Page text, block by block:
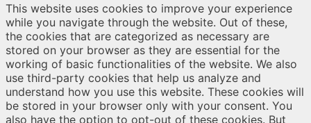
This website uses cookies to improve your experience
while you navigate through the website. Out of these,
the cookies that are categorized as necessary are
stored on your browser as they are essential for the
working of basic functionalities of the website. We also
use third-party cookies that help us analyze and
understand how you use this website. These cookies will
be stored in your browser only with your consent. You
also have the option to opt-out of these cookies. But